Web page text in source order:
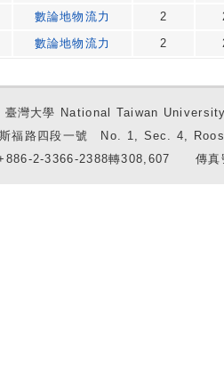
數論地物流力 2
數論地物流力 2
灣大學 National Taiwan University
斯福路四段一號 No. 1, Sec. 4,
2-3366-2388轉308,607 傳真